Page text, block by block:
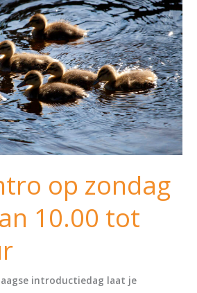
op zondag
10.00 tot
introductiedag laat je